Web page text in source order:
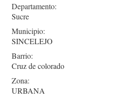
Departamento:
Sucre
Municipio:
SINCELEJO
Barrio:
Cruz de colorado
Zona:
URBANA